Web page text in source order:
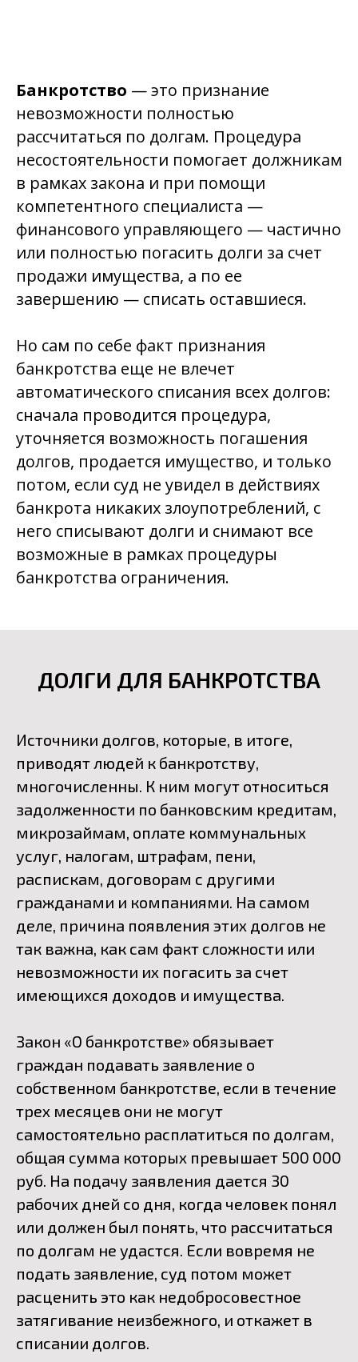
Банкротство — это признание
невозможности полностью
рассчитаться по долгам. Процедура
несостоятельности помогает должникам
в рамках закона и при помощи
компетентного специалиста —
финансового управляющего — частично
или полностью погасить долги за счет
продажи имущества, а по ее
завершению — списать оставшиеся.
Но сам по себе факт признания
банкротства еще не влечет
автоматического списания всех долгов:
сначала проводится процедура,
уточняется возможность погашения
долгов, продается имущество, и только
потом, если суд не увидел в действиях
банкрота никаких злоупотреблений, с
него списывают долги и снимают все
возможные в рамках процедуры
банкротства ограничения.
ДОЛГИ ДЛЯ БАНКРОТСТВА
Источники долгов, которые, в итоге,
приводят людей к банкротству,
многочисленны. К ним могут относиться
задолженности по банковским кредитам,
микрозаймам, оплате коммунальных
услуг, налогам, штрафам, пени,
распискам, договорам с другими
гражданами и компаниями. На самом
деле, причина появления этих долгов не
так важна, как сам факт сложности или
невозможности их погасить за счет
имеющихся доходов и имущества.
Закон «О банкротстве» обязывает
граждан подавать заявление о
собственном банкротстве, если в течение
трех месяцев они не могут
самостоятельно расплатиться по долгам,
общая сумма которых превышает 500 000
руб. На подачу заявления дается 30
рабочих дней со дня, когда человек понял
или должен был понять, что рассчитаться
по долгам не удастся. Если вовремя не
подать заявление, суд потом может
расценить это как недобросовестное
затягивание неизбежного, и откажет в
списании долгов.